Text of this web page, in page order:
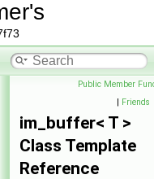
Public Member
| Friends
im_buffer< T >
Class Template
Reference